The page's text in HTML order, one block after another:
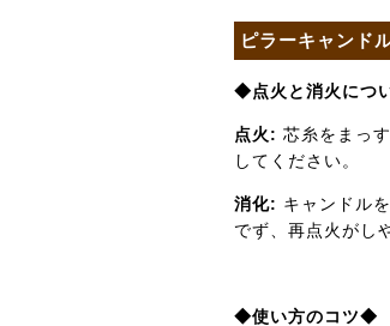
ピラーキャンド
◆点火と消火につ
点火: 芯糸をまっ
してください。
消化: キャンドル
でず、再点火がし
◆使い方のコツ◆